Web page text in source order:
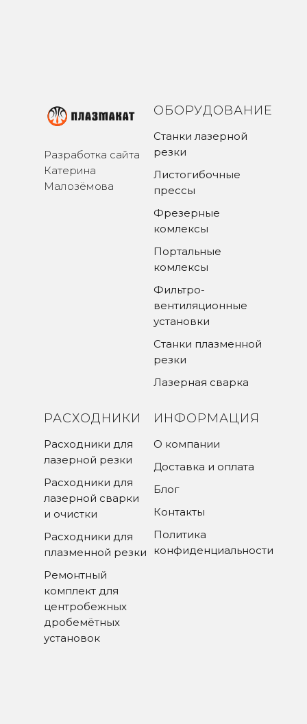
Разработка сайта
Катерина
Малозёмова
ОБОРУДОВАНИЕ
Станки лазерной
резки
Листогибочные
прессы
Фрезерные
комлексы
Портальные
комлексы
Фильтро-
вентиляционные
установки
Станки плазменной
резки
Лазерная сварка
РАСХОДНИКИ
Расходники для
лазерной резки
Расходники для
лазерной сварки
и очистки
Расходники для
плазменной резки
Ремонтный
комплект для
центробежных
дробемётных
установок
ИНФОРМАЦИЯ
О компании
Доставка и оплата
Блог
Контакты
Политика
конфиденциальности